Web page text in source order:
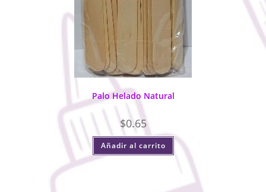
Palo Helado Natural
$0.65
Añadir al carrito